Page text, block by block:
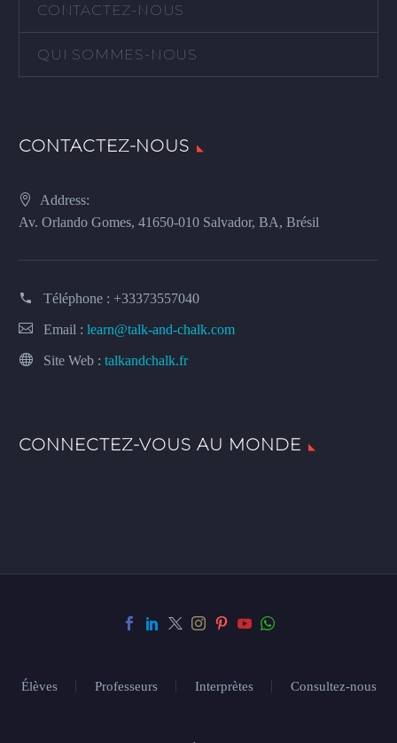
CONTACTEZ-NOUS
QUI SOMMES-NOUS
CONTACTEZ-NOUS
Address:
Av. Orlando Gomes, 41650-010 Salvador, BA, Brésil
Téléphone : +33373557040
Email : learn@talk-and-chalk.com
Site Web : talkandchalk.fr
CONNECTEZ-VOUS AU MONDE
Élèves Professeurs Interprètes Consultez-nous